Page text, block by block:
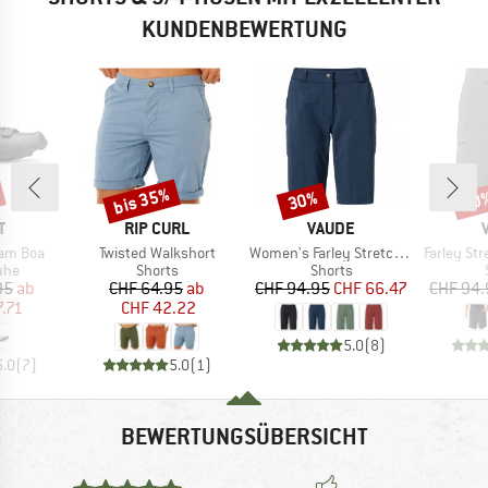
KUNDENBEWERTUNG
Boa
Preis
ab
(7)
MARKE
RIP CURL
Artikel
Twisted Walkshort
Produktgruppe
Shorts
Preis
CHF 64.95reduzierter Preis
ab
CHF 42.22
5.0(1)
Rabatt
bis 35%
MARKE
VAUDE
Artikel
Women's Farley Stretch Shorts II
Produktgruppe
Shorts
Preis
CHF 94.95reduzierter Preis
CHF 66.47
5.0(8)
Rabatt
30%
Artikel
Farley
CHF
BEWERTUNGSÜBERSICHT